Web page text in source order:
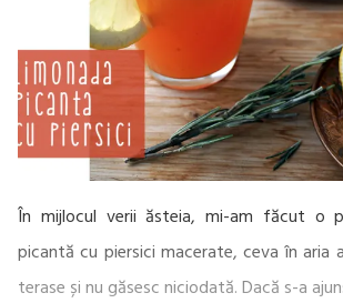
În mijlocul verii ăsteia, mi-am făcut o
picantă cu piersici macerate, ceva în aria
terase și nu găsesc niciodată. Dacă s-a